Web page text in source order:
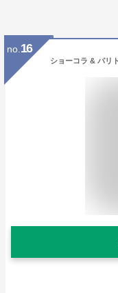
no. 16